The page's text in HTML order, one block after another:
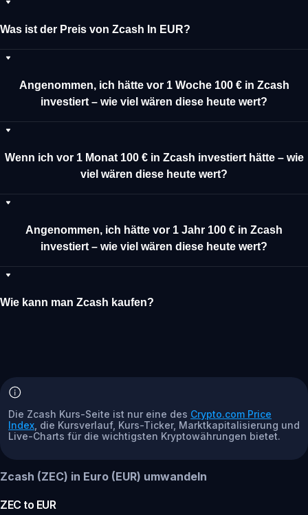
Was ist der Preis von Zcash In EUR?
Angenommen, ich hätte vor 1 Woche 100 € in Zcash
investiert – wie viel wären diese heute wert?
Wenn ich vor 1 Monat 100 € in Zcash investiert hätte – wie
viel wären diese heute wert?
Angenommen, ich hätte vor 1 Jahr 100 € in Zcash
investiert – wie viel wären diese heute wert?
Wie kann man Zcash kaufen?
Die Zcash Kurs-Seite ist nur eine des Crypto.com Price
Index , die Kursverlauf, Kurs-Ticker, Marktkapitalisierung und
Live-Charts für die wichtigsten Kryptowährungen bietet.
Zcash (ZEC) in Euro (EUR) umwandeln
ZEC to EUR